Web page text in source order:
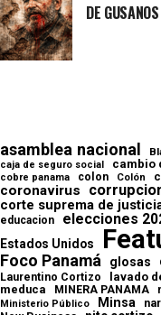
DE
asamblea nacional
caja de seguro social cambio
cobre panama colon Colón
coronavirus
corte suprema de
educacion elecciones
Estados Unidos
Foco Panamá glosas
Laurentino Cortizo lavado
meduca MINERA PANAMA
Ministerio Público Minsa